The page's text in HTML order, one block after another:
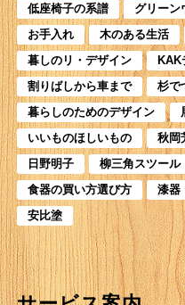
低座椅子の系譜
グリーン
お手入れ
木のある生活
暮しのリ・デザイン
KAK
割りばしから車まで
杉で
暮らしのためのデザイン
いいものほしいもの
秋岡
日野明子
柳三角スツール
食器の買い方選び方
漆器
安比塗